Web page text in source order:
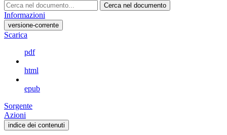
Cerca nel documento
Informazioni
versione-corrente
Scarica
pdf
html
epub
Sorgente
Azioni
indice dei contenuti